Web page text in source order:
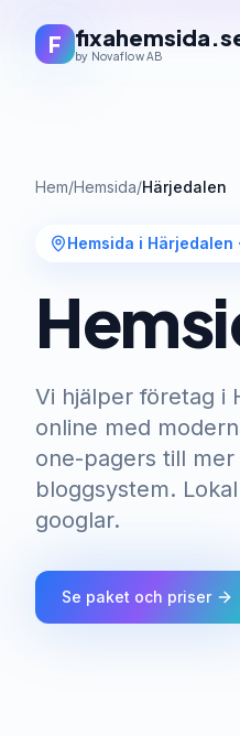
F by Novaflow AB
Hem/Hemsida/Härjedalen
Hemsida i Härjedalen ·
Vi hjälper företag i
online med
one-pagers till
bloggsystem.
googlar.
Se paket och priser